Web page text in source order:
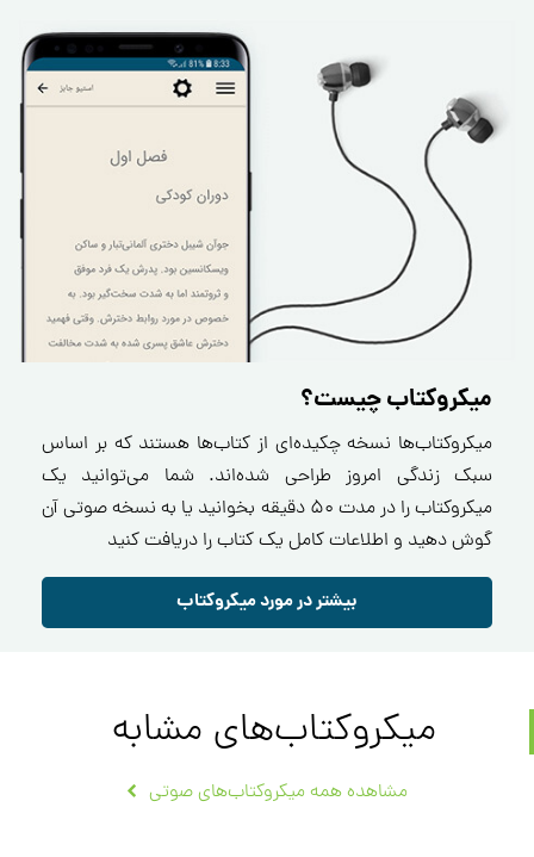
میکروکتاب چیست؟
میکروکتاب‌ها نسخه چکیده‌ای از کتاب‌ها هستند که بر اساس
سبک زندگی امروز طراحی شده‌اند. شما می‌توانید یک
میکروکتاب را در مدت ۵۰ دقیقه بخوانید یا به نسخه صوتی آن
گوش دهید و اطلاعات کامل یک کتاب را دریافت کنید
بیشتر در مورد میکروکتاب
میکروکتاب‌های مشابه
مشاهده همه میکروکتاب‌های صوتی